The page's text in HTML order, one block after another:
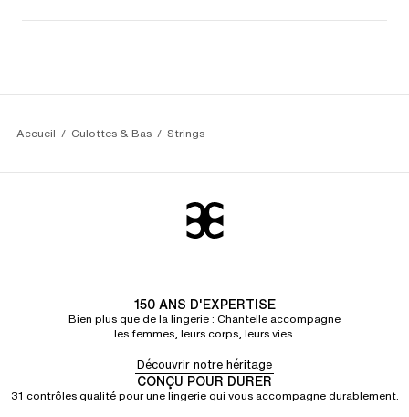
Accueil Culottes & Bas Strings
150 ANS D'EXPERTISE
Bien plus que de la lingerie : Chantelle accompagne
les femmes, leurs corps, leurs vies.
Découvrir notre héritage
CONÇU POUR DURER
31 contrôles qualité pour une lingerie qui vous accompagne durablement.